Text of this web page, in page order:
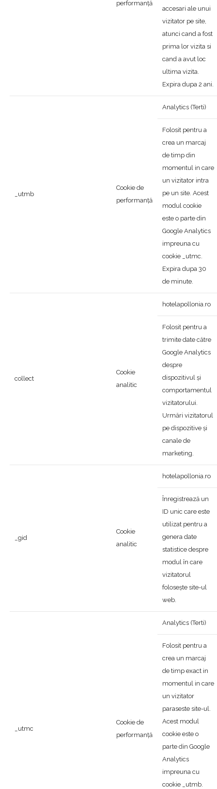
performanță
accesari ale unui
vizitator pe site,
atunci cand a fost
prima lor vizita si
cand a avut loc
ultima vizita.
Expira dupa 2 ani.
_utmb
Cookie de
performanță
Analytics (Terti)
Folosit pentru a
crea un marcaj
de timp din
momentul in care
un vizitator intra
pe un site. Acest
modul cookie
este o parte din
Google Analytics
impreuna cu
cookie _utmc.
Expira dupa 30
de minute.
collect
Cookie
analitic
hotelapollonia.ro
Folosit pentru a
trimite date către
Google Analytics
despre
dispozitivul și
comportamentul
vizitatorului.
Urmări vizitatorul
pe dispozitive și
canale de
marketing.
_gid
Cookie
analitic
hotelapollonia.ro
Înregistrează un
ID unic care este
utilizat pentru a
genera date
statistice despre
modul în care
vizitatorul
folosește site-ul
web.
_utmc
Cookie de
performanță
Analytics (Terti)
Folosit pentru a
crea un marcaj
de timp exact in
momentul in care
un vizitator
paraseste site-ul.
Acest modul
cookie este o
parte din Google
Analytics
impreuna cu
cookie _utmb.